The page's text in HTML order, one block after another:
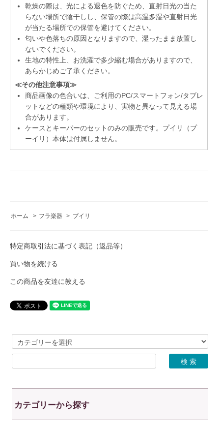
乾燥の際は、光による退色を防ぐため、直射日光の当た
らない場所で陰干しし、保管の際は高温多湿や直射日光
が当たる場所での保管を避けてください。
匂いや色落ちの原因となりますので、湿ったまま放置し
ないでください。
生地の特性上、お洗濯で多少縮む場合がありますので、
あらかじめご了承ください。
≪その他注意事項≫
商品画像の色合いは、ご利用のPC/スマートフォン/タブレ
ットなどの種類や環境により、実物と異なって見える場
合があります。
ケースとキーパーのセットのみの販売です。プイリ（プ
ーイリ）本体は付属しません。
ホーム > フラ楽器 > プイリ
特定商取引法に基づく表記（返品等）
買い物を続ける
この商品を友達に教える
カテゴリーから探す